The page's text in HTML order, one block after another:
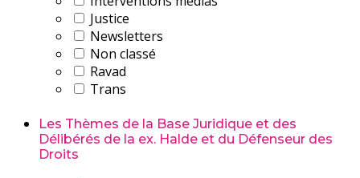
Justice
Newsletters
Non classé
Ravad
Trans
Les Thèmes de la Base Juridique et des
Délibérés de la ex. Halde et du Défenseur des
Droits